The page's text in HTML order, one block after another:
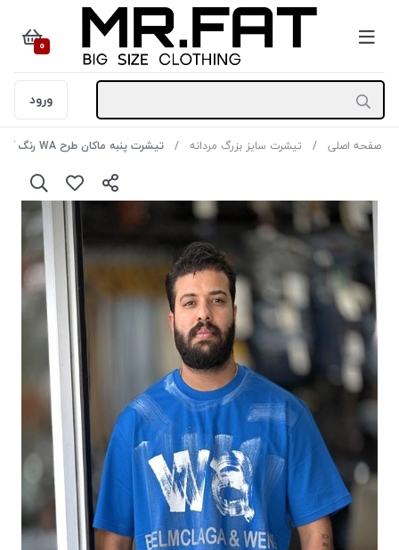
0
ورود
صفحه اصلی تیشرت سایز بزرگ مردانه تیشرت پنبه ماکان طرح WA رنگ آبی سایز 4XL